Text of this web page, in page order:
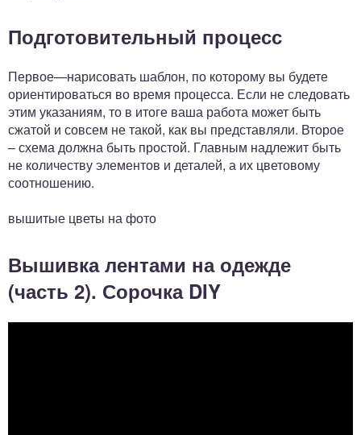
Подготовительный процесс
Первое—нарисовать шаблон, по которому вы будете
ориентироваться во время процесса. Если не следовать
этим указаниям, то в итоге ваша работа может быть
сжатой и совсем не такой, как вы представляли. Второе
– схема должна быть простой. Главным надлежит быть
не количеству элементов и деталей, а их цветовому
соотношению.
вышитые цветы на фото
Вышивка лентами на одежде
(часть 2). Сорочка DIY